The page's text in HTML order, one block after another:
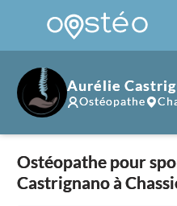
Aurélie
Ostéopathe
Ostéopathe pour
Castrignano à